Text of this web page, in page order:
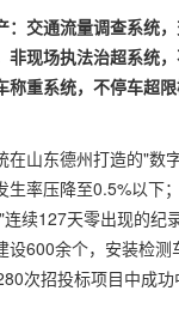
：交通流量调查系统
非现场执法治超系统
称重系统，不停车超
在山东德州打造的"数
生率压降至0.5%以下
连续127天零出现的纪
设600余个，安装检
次招投标项目中成